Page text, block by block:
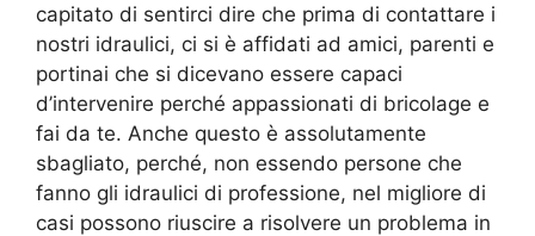
capitato di sentirci dire che prima di contattare i
nostri idraulici, ci si è affidati ad amici, parenti e
portinai che si dicevano essere capaci
d’intervenire perché appassionati di bricolage e
fai da te. Anche questo è assolutamente
sbagliato, perché, non essendo persone che
fanno gli idraulici di professione, nel migliore di
casi possono riuscire a risolvere un problema in